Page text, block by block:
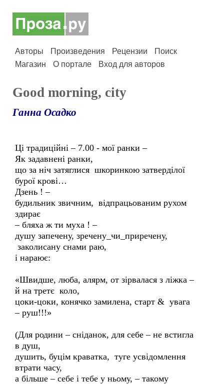
Авторы Произведения Рецензии
Поиск
Магазин
О портале Вход для авторов
Good morning, city
Ганна Осадко
Ці традиційні – 7.00 - мої ранки –
Як задавнені ранки,
що за ніч затяглися шкоринкою затверділої
бурої крові…
Дзень ! –
будильник звичним, відпрацьованим рухом
здирає
– бляха ж ти муха ! –
душу запечену, зречену_чи_приречену,
заколисану снами раю,
і нараює:
«Швидше, люба, алярм, от зірвалася з ліжка –
й на третє коло,
цоки-цоки, конячко замилена, старт & увага
– руш!!!»
(Для родини – сніданок, для себе – не встигла
в душ,
душить, буцім краватка, туге усвідомлення
втрати часу,
а більше – себе і тебе у ньому, – такому